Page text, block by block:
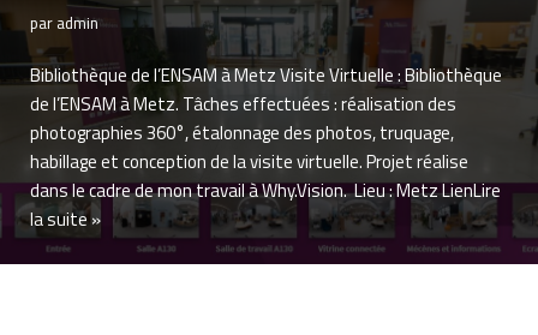
par admin
Bibliothèque de l’ENSAM à Metz Visite Virtuelle : Bibliothèque
de l’ENSAM à Metz. Tâches effectuées : réalisation des
photographies 360°, étalonnage des photos, truquage,
habillage et conception de la visite virtuelle. Projet réalise
dans le cadre de mon travail à Why.Vision. Lieu : Metz LienLire
la suite »